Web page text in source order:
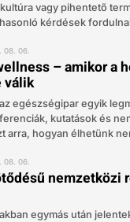
vagy pihentető
kérdések
08. 06.
– amikor a
válik
egészségipar egyik
kutatások és
arra, hogyan élhetünk
08. 06.
nemzetközi
egymás után